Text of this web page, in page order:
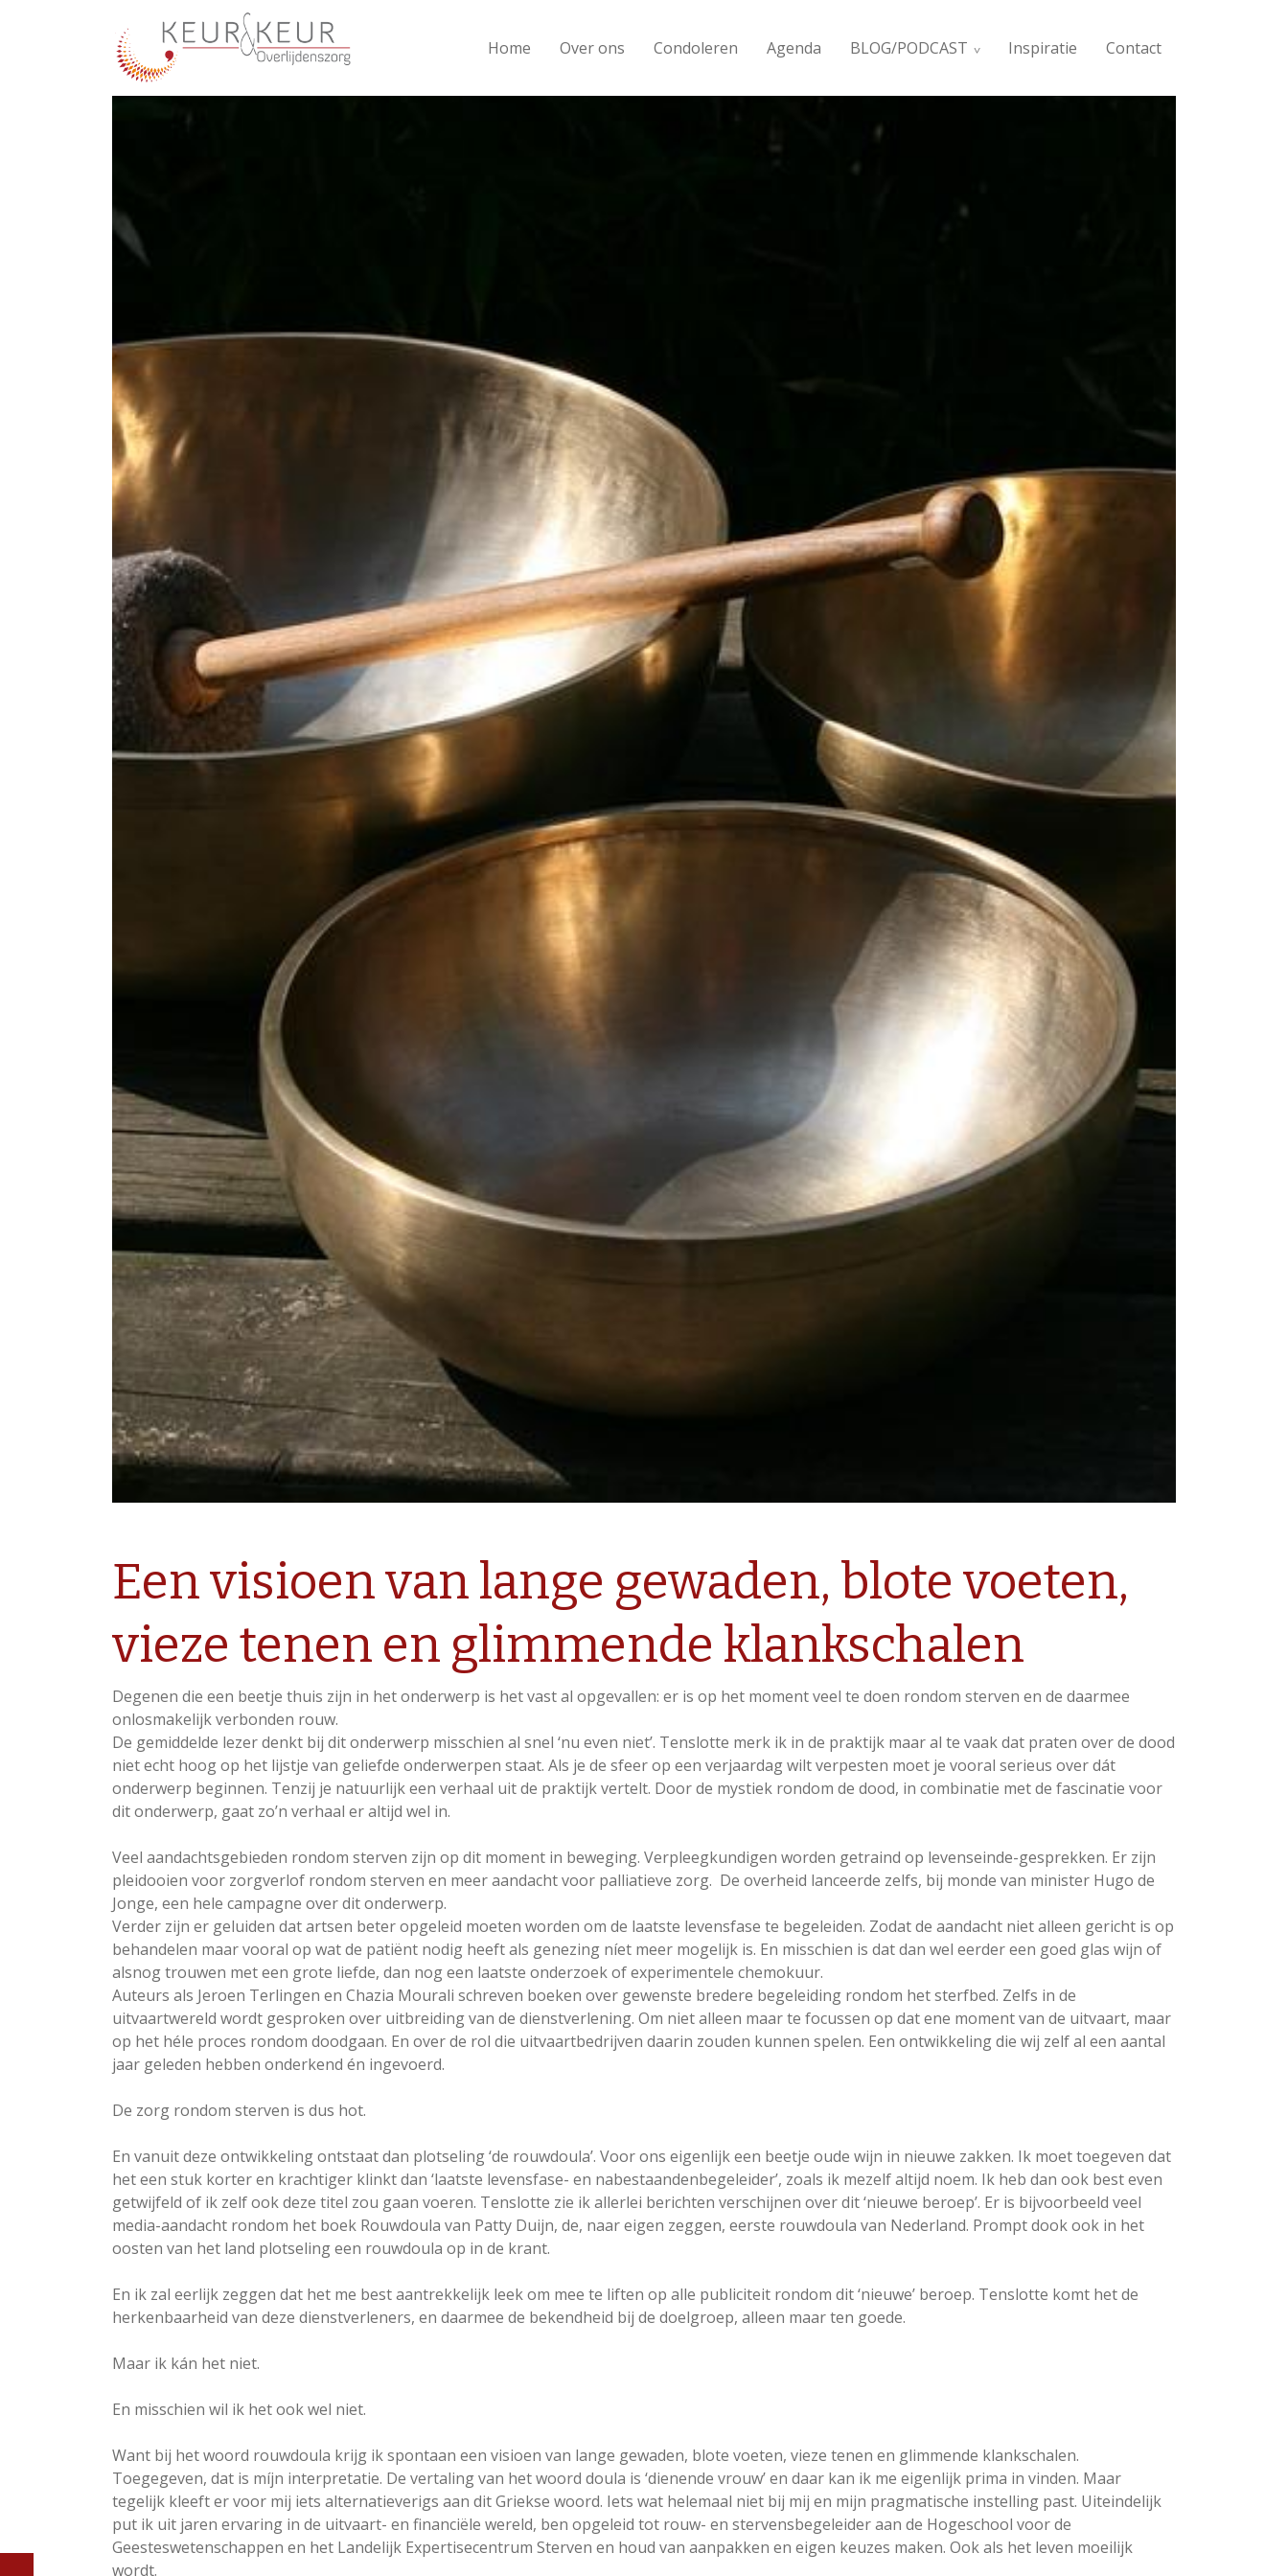
Home Over ons Condoleren Agenda BLOG/PODCAST Inspiratie Contact
Een visioen van lange gewaden, blote voeten,
vieze tenen en glimmende klankschalen
Degenen die een beetje thuis zijn in het onderwerp is het vast al opgevallen: er is op het moment veel te doen rondom sterven en de daarmee
onlosmakelijk verbonden rouw.
De gemiddelde lezer denkt bij dit onderwerp misschien al snel ‘nu even niet’. Tenslotte merk ik in de praktijk maar al te vaak dat praten over de dood
niet echt hoog op het lijstje van geliefde onderwerpen staat. Als je de sfeer op een verjaardag wilt verpesten moet je vooral serieus over dát
onderwerp beginnen. Tenzij je natuurlijk een verhaal uit de praktijk vertelt. Door de mystiek rondom de dood, in combinatie met de fascinatie voor
dit onderwerp, gaat zo’n verhaal er altijd wel in.
Veel aandachtsgebieden rondom sterven zijn op dit moment in beweging. Verpleegkundigen worden getraind op levenseinde-gesprekken. Er zijn
pleidooien voor zorgverlof rondom sterven en meer aandacht voor palliatieve zorg. De overheid lanceerde zelfs, bij monde van minister Hugo de
Jonge, een hele campagne over dit onderwerp.
Verder zijn er geluiden dat artsen beter opgeleid moeten worden om de laatste levensfase te begeleiden. Zodat de aandacht niet alleen gericht is op
behandelen maar vooral op wat de patiënt nodig heeft als genezing níet meer mogelijk is. En misschien is dat dan wel eerder een goed glas wijn of
alsnog trouwen met een grote liefde, dan nog een laatste onderzoek of experimentele chemokuur.
Auteurs als Jeroen Terlingen en Chazia Mourali schreven boeken over gewenste bredere begeleiding rondom het sterfbed. Zelfs in de
uitvaartwereld wordt gesproken over uitbreiding van de dienstverlening. Om niet alleen maar te focussen op dat ene moment van de uitvaart, maar
op het héle proces rondom doodgaan. En over de rol die uitvaartbedrijven daarin zouden kunnen spelen. Een ontwikkeling die wij zelf al een aantal
jaar geleden hebben onderkend én ingevoerd.
De zorg rondom sterven is dus hot.
En vanuit deze ontwikkeling ontstaat dan plotseling ‘de rouwdoula’. Voor ons eigenlijk een beetje oude wijn in nieuwe zakken. Ik moet toegeven dat
het een stuk korter en krachtiger klinkt dan ‘laatste levensfase- en nabestaandenbegeleider’, zoals ik mezelf altijd noem. Ik heb dan ook best even
getwijfeld of ik zelf ook deze titel zou gaan voeren. Tenslotte zie ik allerlei berichten verschijnen over dit ‘nieuwe beroep’. Er is bijvoorbeeld veel
media-aandacht rondom het boek Rouwdoula van Patty Duijn, de, naar eigen zeggen, eerste rouwdoula van Nederland. Prompt dook ook in het
oosten van het land plotseling een rouwdoula op in de krant.
En ik zal eerlijk zeggen dat het me best aantrekkelijk leek om mee te liften op alle publiciteit rondom dit ‘nieuwe’ beroep. Tenslotte komt het de
herkenbaarheid van deze dienstverleners, en daarmee de bekendheid bij de doelgroep, alleen maar ten goede.
Maar ik kán het niet.
En misschien wil ik het ook wel niet.
Want bij het woord rouwdoula krijg ik spontaan een visioen van lange gewaden, blote voeten, vieze tenen en glimmende klankschalen.
Toegegeven, dat is míjn interpretatie. De vertaling van het woord doula is ‘dienende vrouw’ en daar kan ik me eigenlijk prima in vinden. Maar
tegelijk kleeft er voor mij iets alternatieverigs aan dit Griekse woord. Iets wat helemaal niet bij mij en mijn pragmatische instelling past. Uiteindelijk
put ik uit jaren ervaring in de uitvaart- en financiële wereld, ben opgeleid tot rouw- en stervensbegeleider aan de Hogeschool voor de
Geesteswetenschappen en het Landelijk Expertisecentrum Sterven en houd van aanpakken en eigen keuzes maken. Ook als het leven moeilijk
wordt.